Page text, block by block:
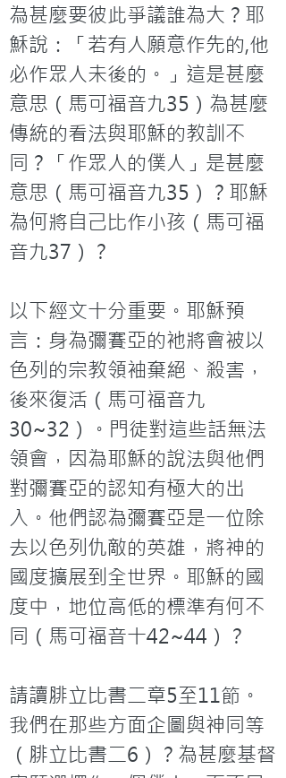
為甚麼要彼此爭議誰為大？耶
穌說：「若有人願意作先的,他
必作眾人未後的。」這是甚麼
意思（馬可福音九35）為甚麼
傳統的看法與耶穌的教訓不
同？「作眾人的僕人」是甚麼
意思（馬可福音九35）？耶穌
為何將自己比作小孩（馬可福
音九37）？
以下經文十分重要。耶穌預
言：身為彌賽亞的衪將會被以
色列的宗教領袖棄絕、殺害，
後來復活（馬可福音九
30~32）。門徒對這些話無法
領會，因為耶穌的說法與他們
對彌賽亞的認知有極大的出
入。他們認為彌賽亞是一位除
去以色列仇敵的英雄，將神的
國度擴展到全世界。耶穌的國
度中，地位高低的標準有何不
同（馬可福音十42~44）？
請讀腓立比書二章5至11節。
我們在那些方面企圖與神同等
（腓立比書二6）？為甚麼基督